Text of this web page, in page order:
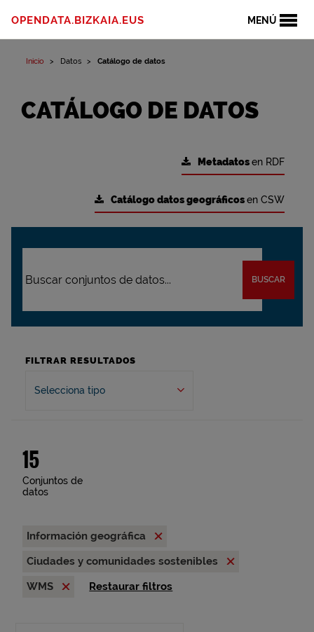
MENÚ
OPENDATA.BIZKAIA.EUS
Inicio Datos Catálogo de datos
CATÁLOGO DE DATOS
Metadatosen RDF
Catálogo datos geográficosen CSW
BUSCAR
FILTRAR RESULTADOS
Selecciona tipo
15
Conjuntos de
datos
Información geográfica
Ciudades y comunidades sostenibles
WMS
Restaurar filtros